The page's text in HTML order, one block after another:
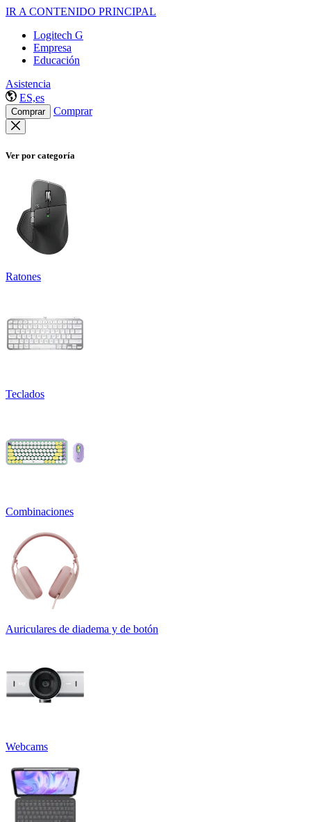
IR A CONTENIDO PRINCIPAL
Logitech G
Empresa
Educación
Asistencia
ES,es
Comprar Comprar
Ver por categoría
Ratones
Teclados
Combinaciones
Auriculares de diadema y de botón
Webcams